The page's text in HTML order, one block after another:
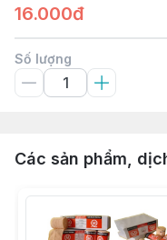
16.000đ
Số lượng
Các sản phẩm,